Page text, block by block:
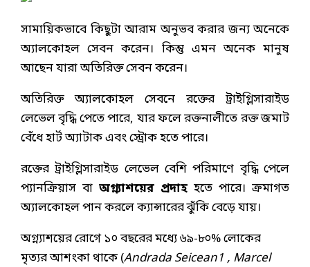
সামায়িকভাবে কিছুটা আরাম অনুভব করার জন্য অনেকে
অ্যালকোহল সেবন করেন। কিন্তু এমন অনেক মানুষ
আছেন যারা অতিরিক্ত সেবন করেন।
অতিরিক্ত অ্যালকোহল সেবনে রক্তের ট্রাইগ্লিসারাইড
লেভেল বৃদ্ধি পেতে পারে, যার ফলে রক্তনালীতে রক্ত জমাট
বেঁধে হার্ট অ্যাটাক এবং স্ট্রোক হতে পারে।
রক্তের ট্রাইগ্লিসারাইড লেভেল বেশি পরিমাণে বৃদ্ধি পেলে
প্যানক্রিয়াস বা অগ্ন্যাশয়ের প্রদাহ হতে পারে। ক্রমাগত
অ্যালকোহল পান করলে ক্যান্সারের ঝুঁকি বেড়ে যায়।
অগ্ন্যাশয়ের রোগে ১০ বছরের মধ্যে ৬৯-৮০% লোকের
মৃত্যর আশংকা থাকে (Andrada Seicean1 , Marcel